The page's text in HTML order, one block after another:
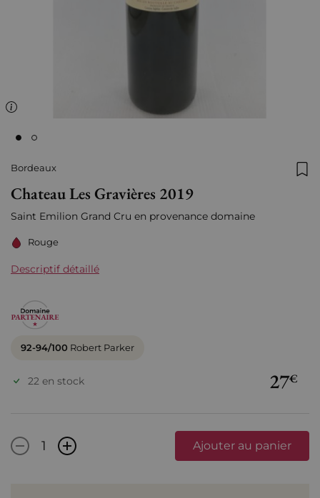
Bordeaux
Chateau Les Gravières 2019
Saint Emilion Grand Cru en provenance domaine
Rouge
Descriptif détaillé
92-94/100 Robert Parker
27€
22 en stock
- + Ajouter au panier